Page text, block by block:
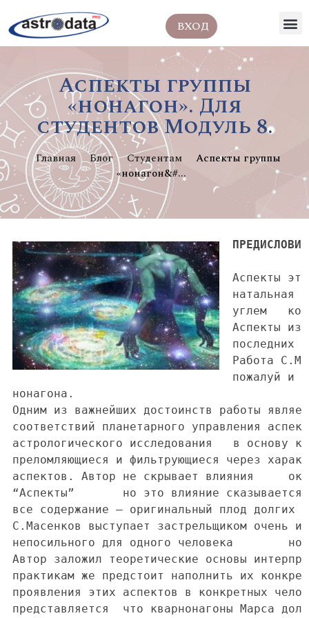
ВХОД
Аспекты группы
«нонагон». Для
студентов Модуль 8.
Главная Блог Студентам
Аспекты группы
«нонагон&#...
ПРЕДИСЛОВИЕ
Аспекты это
натальная	мунданная	хорарная карта или карта обращений — всего лишь набросок
углем	который превращается в настоящую картину только после анализа аспектов.
Аспекты
последних	пожалуй	самыми неисследованными являются аспекты группы нонагона.
Работа
пожалуй	и в мировой	посвященная систематическому рассмотрению аспектов группы
нонагона.
Одним из важнейших достоинств работы
соответствий планетарного управления
астрологического исследования	в основу которого кладутся планетарные принципы
преломляющиеся и фильтрующиеся через
аспектов. Автор не скрывает влияния	оказанного на него трудом А.Подводного
“Аспекты”	но это влияние сказывается лишь на архитектонике работы	тогда как
все содержание — оригинальный плод долгих
С.Масенков выступает застрельщиком очень
непосильного для одного человека	но вполне по плечу коллективу исследователей.
Автор заложил теоретические основы
практикам же предстоит наполнить их конкретным
проявления этих аспектов в конкретных
представляется	что кварнонагоны Марса должны просматриваться в карте Аракчеева